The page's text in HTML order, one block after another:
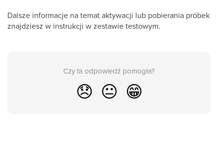
Dalsze informacje na temat aktywacji lub pobierania próbek
znajdziesz w instrukcji w zestawie testowym.
Czy ta odpowiedź pomogła?
😞 😐 😁